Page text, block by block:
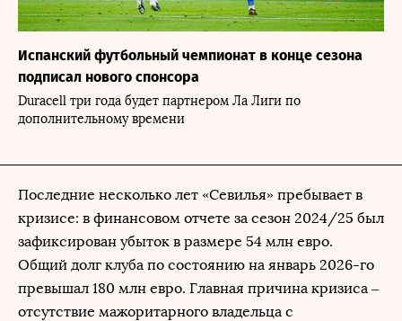
Испанский футбольный чемпионат в конце сезона
подписал нового спонсора
Duracell три года будет партнером Ла Лиги по
дополнительному времени
Последние несколько лет «Севилья» пребывает в
кризисе: в финансовом отчете за сезон 2024/25 был
зафиксирован убыток в размере 54 млн евро.
Общий долг клуба по состоянию на январь 2026-го
превышал 180 млн евро. Главная причина кризиса –
отсутствие мажоритарного владельца с